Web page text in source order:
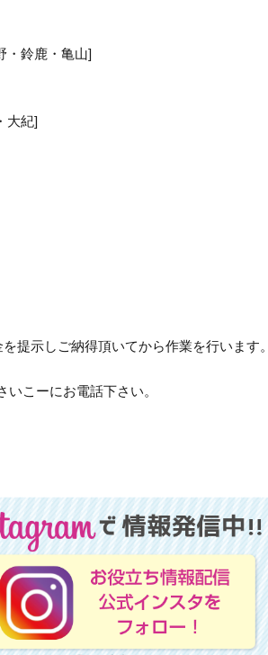
・鈴鹿・亀山]
大紀]
提示しご納得頂いてから作業を行います。
こーにお電話下さい。